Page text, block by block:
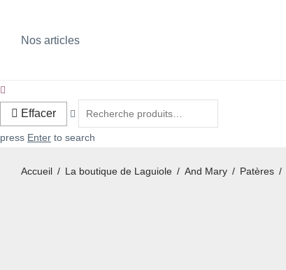
Nos articles
Effacer
press Enter to search
Accueil / La boutique de Laguiole / And Mary / Patères /